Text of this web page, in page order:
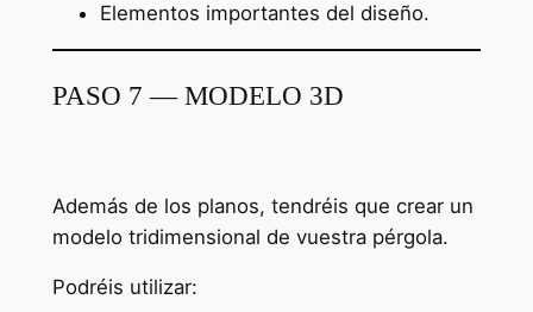
Elementos importantes del diseño.
PASO 7 — MODELO 3D
Además de los planos, tendréis que crear un
modelo tridimensional de vuestra pérgola.
Podréis utilizar: